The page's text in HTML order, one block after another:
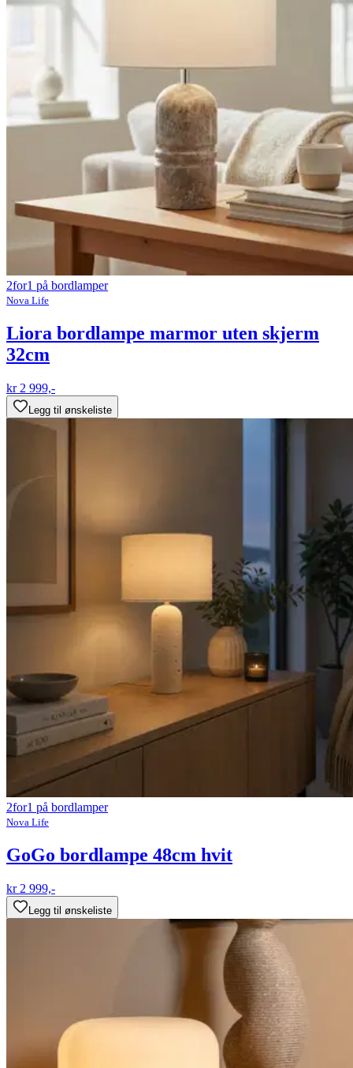
2for1 på bordlamper
Nova Life
Liora bordlampe marmor uten skjerm
32cm
kr 2 999,-
Legg til ønskeliste
2for1 på bordlamper
Nova Life
GoGo bordlampe 48cm hvit
kr 2 999,-
Legg til ønskeliste